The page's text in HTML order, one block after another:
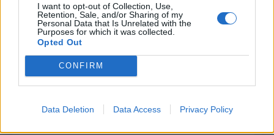
I want to opt-out of Collection, Use,
Retention, Sale, and/or Sharing of my
Personal Data that Is Unrelated with the
Purposes for which it was collected.
Opted Out
CONFIRM
Data Deletion Data Access Privacy Policy
august 2021
júl 2021
jún 2021
apríl 2021